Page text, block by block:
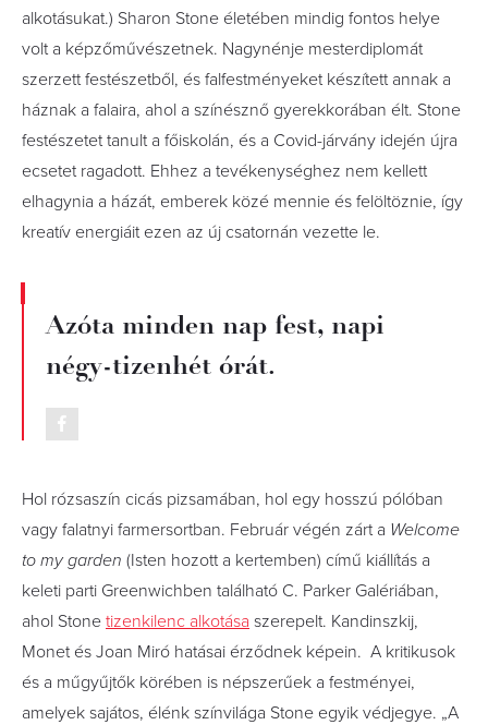
alkotásukat.) Sharon Stone életében mindig fontos helye
volt a képzőművészetnek. Nagynénje mesterdiplomát
szerzett festészetből, és falfestményeket készített annak a
háznak a falaira, ahol a színésznő gyerekkorában élt. Stone
festészetet tanult a főiskolán, és a Covid-járvány idején újra
ecsetet ragadott. Ehhez a tevékenységhez nem kellett
elhagynia a házát, emberek közé mennie és felöltöznie, így
kreatív energiáit ezen az új csatornán vezette le.
Azóta minden nap fest, napi
négy-tizenhét órát.
Hol rózsaszín cicás pizsamában, hol egy hosszú pólóban
vagy falatnyi farmersortban. Február végén zárt a Welcome
to my garden (Isten hozott a kertemben) című kiállítás a
keleti parti Greenwichben található C. Parker Galériában,
ahol Stone tizenkilenc alkotása szerepelt. Kandinszkij,
Monet és Joan Miró hatásai érződnek képein. A kritikusok
és a műgyűjtők körében is népszerűek a festményei,
amelyek sajátos, élénk színvilága Stone egyik védjegye. „A